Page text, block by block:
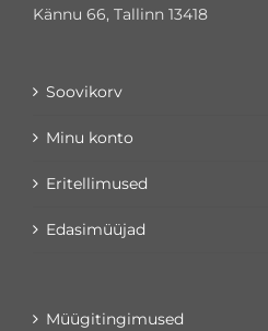
Kännu 66, Tallinn 13418
Soovikorv
Minu konto
Eritellimused
Edasimüüjad
Müügitingimused